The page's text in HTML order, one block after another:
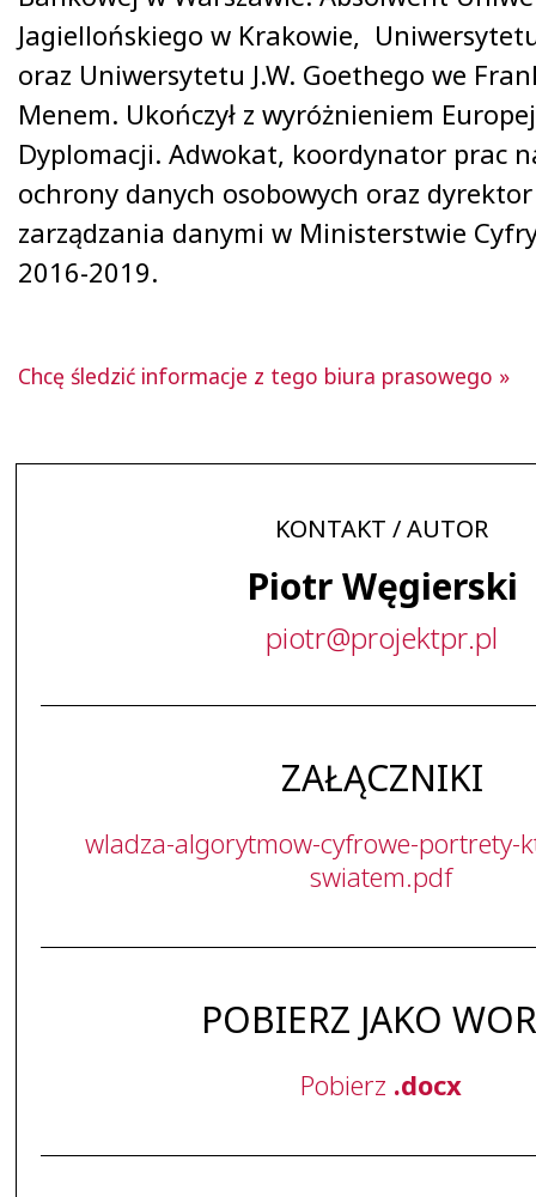
Jagiellońskiego w Krakowie,
oraz Uniwersytetu J.W. Goethego we
Menem. Ukończył z wyróżnieniem
Dyplomacji. Adwokat, koordynator prac
ochrony danych osobowych oraz
zarządzania danymi w Ministerstwie
2016-2019.
Chcę śledzić informacje z tego biura prasowego »
KONTAKT / AUTOR
Piotr Węgierski
piotr@projektpr.pl
ZAŁĄCZNIKI
wladza-algorytmow-cyfrowe-portrety-
swiatem.pdf
POBIERZ JAKO
Pobierz .docx